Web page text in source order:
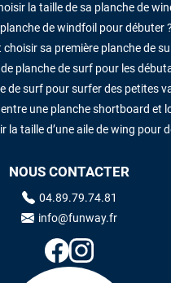
la taille de sa planche de
de windfoil pour débuter ?
choisir sa première planche de
planche de surf pour les
de surf pour surfer des petites
une planche shortboard et
la taille d’une aile de wing pour
NOUS CONTACTER
04.89.79.74.81
info@funway.fr